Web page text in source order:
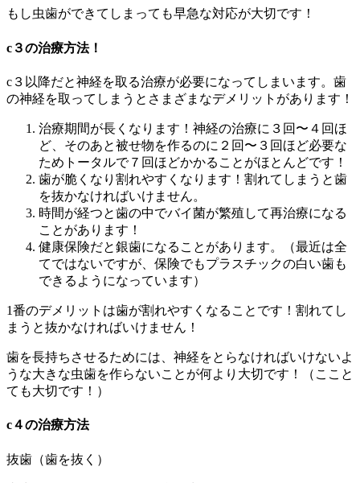
もし虫歯ができてしまっても早急な対応が大切です！
c３の治療方法！
c３以降だと神経を取る治療が必要になってしまいます。歯
の神経を取ってしまうとさまざまなデメリットがあります！
治療期間が長くなります！神経の治療に３回〜４回ほ
ど、そのあと被せ物を作るのに２回〜３回ほど必要な
ためトータルで７回ほどかかることがほとんどです！
歯が脆くなり割れやすくなります！割れてしまうと歯
を抜かなければいけません。
時間が経つと歯の中でバイ菌が繁殖して再治療になる
ことがあります！
健康保険だと銀歯になることがあります。（最近は全
てではないですが、保険でもプラスチックの白い歯も
できるようになっています）
1番のデメリットは歯が割れやすくなることです！割れてし
まうと抜かなければいけません！
歯を長持ちさせるためには、神経をとらなければいけないよ
うな大きな虫歯を作らないことが何より大切です！（ここと
ても大切です！）
c４の治療方法
抜歯（歯を抜く）